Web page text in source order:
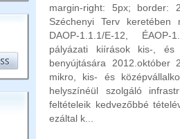
margin-right: 5px; border:
Széchenyi Terv keretében
DAOP-1.1.1/E-12, ÉAOP-
pályázati kiírások kis-, és
benyújtására
mikro, kis- és
helyszínéül szolgáló
feltételeik kedvezőbbé
ezáltal k...